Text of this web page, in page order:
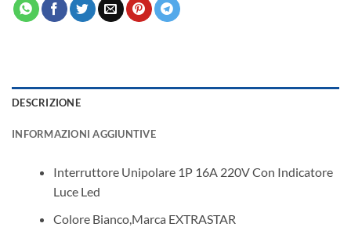
DESCRIZIONE
INFORMAZIONI AGGIUNTIVE
Interruttore Unipolare 1P 16A 220V Con Indicatore
Luce Led
Colore Bianco,Marca EXTRASTAR